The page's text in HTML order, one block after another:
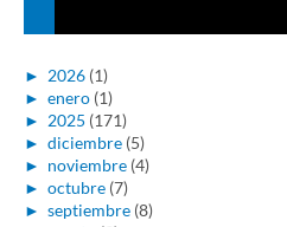
► 2026 (1)
► enero (1)
► 2025 (171)
► diciembre (5)
► noviembre (4)
► octubre (7)
► septiembre (8)